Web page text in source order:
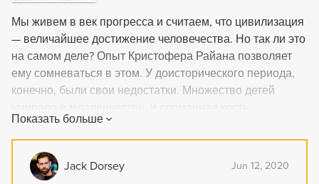
Мы живем в век прогресса и считаем, что цивилизация
— величайшее достижение человечества. Но так ли это
на самом деле? Опыт Кристофера Райана позволяет
ему сомневаться в этом. У доисторического периода,
конечно, были свои недостатки. Множество детей
инфицированная рана, укус змеи или простейшая
простуда могли угрожать жизни. Но были ли эти
опасности более смертоносными, чем современные
бедствия: стрессы, автомобильные аварии, рак,
Показать больше
Jack Dorsey Jun 12, 2020